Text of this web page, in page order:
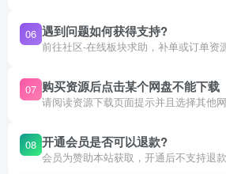
06 遇到问题如何获得支持?
前往社区-在线板块求助，补单或订单资
07 购买资源后点击某个网盘不能下载
请阅读资源下载页面提示并且选择其他网
08 开通会员是否可以退款?
会员为赞助本站获取，开通后不支持退款